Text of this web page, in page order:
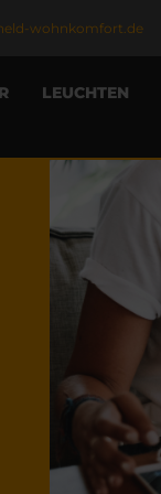
wohnkomfort.de
LEUCHTEN